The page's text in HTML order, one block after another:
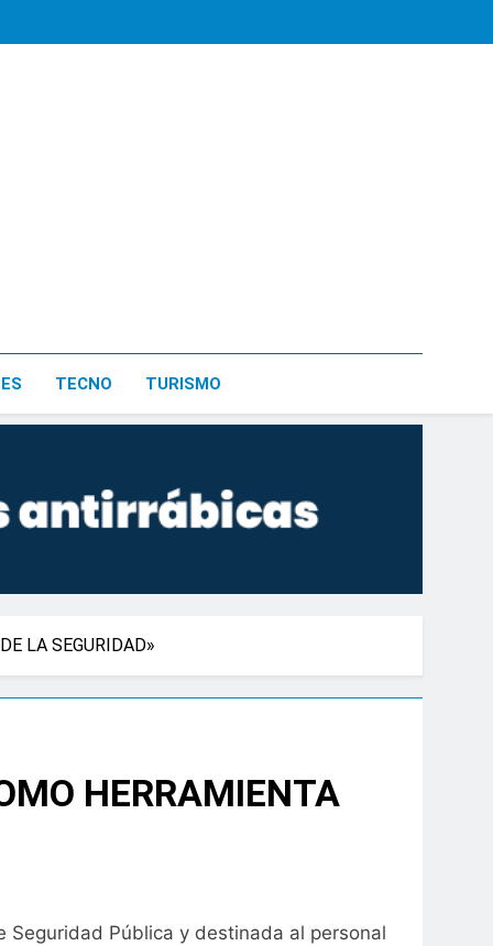
TECNO TURISMO
LA SEGURIDAD»
HERRAMIENTA
Seguridad Pública y destinada al personal